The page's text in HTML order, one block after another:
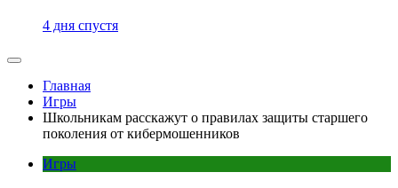
4 дня спустя
Главная
Игры
Школьникам расскажут о правилах защиты старшего
поколения от кибермошенников
Игры